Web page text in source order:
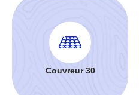
Couvreur 30